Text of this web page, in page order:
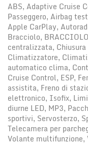
ABS, Adaptive Cruise
Passeggero, Airbag
Apple CarPlay,
Bracciolo,
centralizzata,
Climatizzatore,
automatico clima,
Cruise Control, ESP,
assistita, Freno di
elettronico, Isofix,
diurne LED, MP3,
sportivi, Servosterzo,
Telecamera per
Volante